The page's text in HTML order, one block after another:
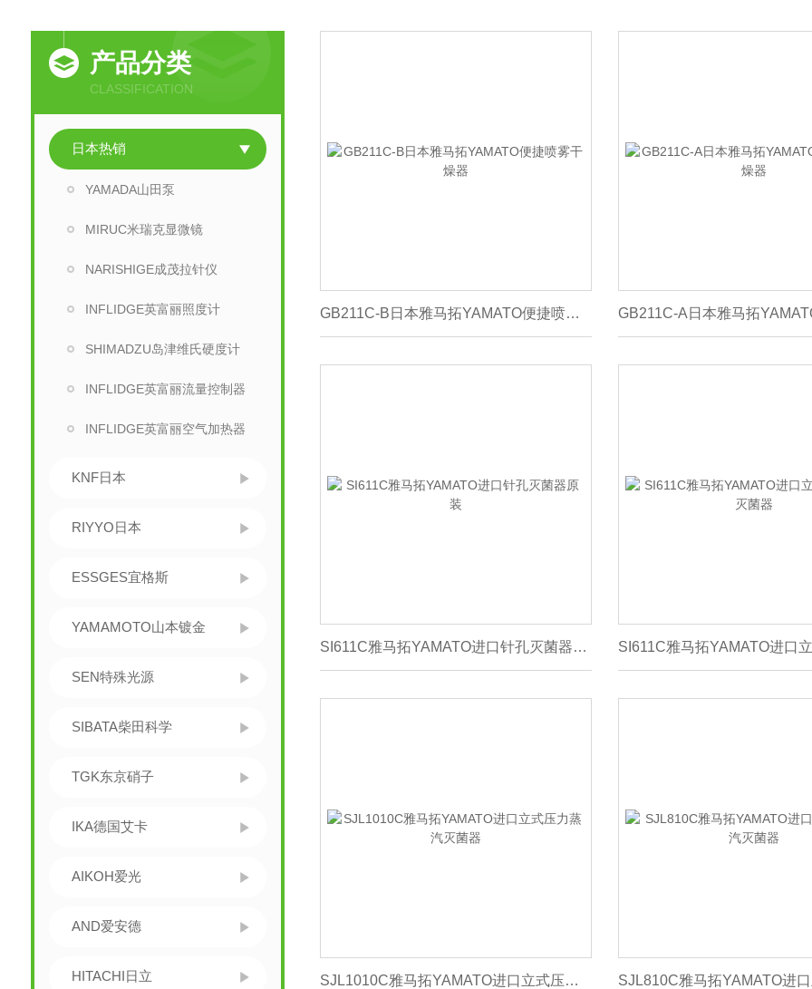
产品分类
CLASSIFICATION
日本热销
YAMADA山田泵
MIRUC米瑞克显微镜
NARISHIGE成茂拉针仪
INFLIDGE英富丽照度计
SHIMADZU岛津维氏硬度计
INFLIDGE英富丽流量控制器
INFLIDGE英富丽空气加热器
KNF日本
RIYYO日本
ESSGES宜格斯
YAMAMOTO山本镀金
SEN特殊光源
SIBATA柴田科学
TGK东京硝子
IKA德国艾卡
AIKOH爱光
AND爱安德
HITACHI日立
GB211C-B日本雅马拓YAMATO便捷喷雾干燥器
SI611C雅马拓YAMATO进口针孔灭菌器原装
SJL1010C雅马拓YAMATO进口立式压力蒸汽灭菌器